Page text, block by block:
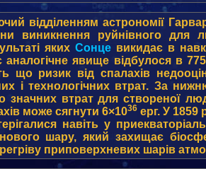
відділенням астрономії
виникнення руйнівного для
яких Сонцевикидає в
аналогічне явище відбулося в
що ризик від спалахів
і технологічних втрат. За
значних втрат для створеної
може сягнути 6×1036 ерг. У 1859
навіть у
шару, який захищає
приповерхневих шарів